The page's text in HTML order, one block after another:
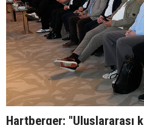
Hartberger: "Uluslararası